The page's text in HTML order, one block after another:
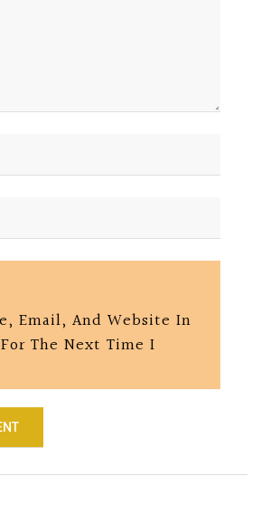
Email, And Website In
The Next Time I